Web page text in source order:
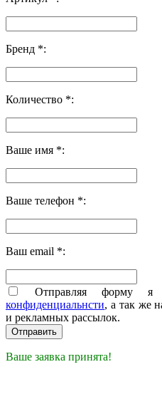
Бренд *:
Количество *:
Ваше имя *:
Ваше телефон *:
Ваш email *:
Отправляя форму я
конфиденциальнсти, а так же
и рекламных рассылок.
Ваше заявка принята!